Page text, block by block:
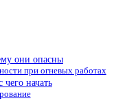
они опасны
при огневых работах
начать